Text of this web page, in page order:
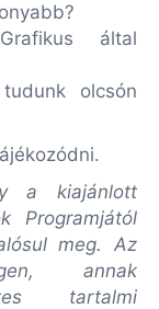
által
olcsón
a kiajánlott
Programjától
meg. Az
annak
tartalmi